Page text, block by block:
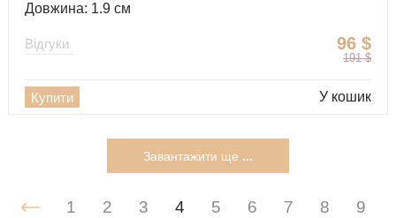
Довжина: 1.9 см
96 $
191 $
Відгуки
Купити У кошик
Завантажити ще ...
1 2 3 4 5 6 7 8
9